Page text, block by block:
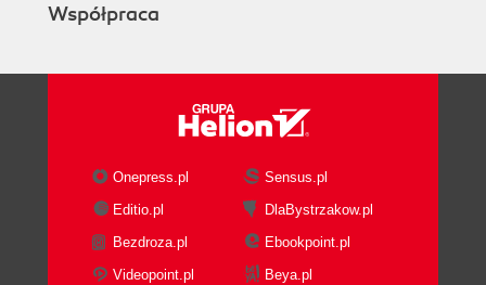
Test StackOps Installation
Installing Nova from Packages
Install Base Operating System
Install Nova Packages
Install Prerequisites
Install Nova
Install Glance
Współpraca
Onepress.pl
Sensus.pl
Editio.pl
DlaBystrzakow.pl
Bezdroza.pl
Ebookpoint.pl
Videopoint.pl
Beya.pl